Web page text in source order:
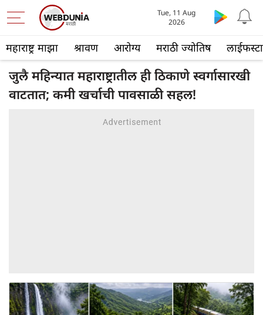
महाराष्ट्र माझा श्रावण आरोग्य मराठी ज्योतिष
Tue, 11 Aug
2026
जुलै महिन्यात महाराष्ट्रातील ही ठिकाणे स्वर्गासारखी
वाटतात; कमी खर्चाची पावसाळी सहल!